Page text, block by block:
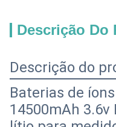
Descrição Do
Descrição do
Baterias de
14500mAh